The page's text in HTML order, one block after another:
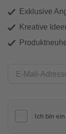
Exklusive
Kreative
E-Mail-